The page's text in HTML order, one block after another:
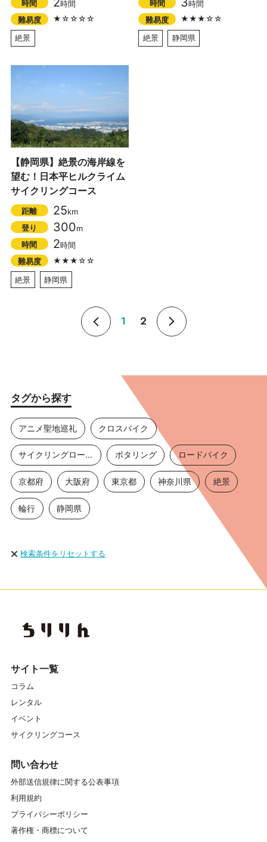
時間
時間
難易度
★☆☆☆☆
絶景
時間
時間
難易度
★★★☆☆
絶景
静岡県
【静岡県】絶景の海岸線を
望む！日本平ヒルクライム
サイクリングコース
距離 25km
登り
300m
時間
2時間
難易度
★★★☆☆
絶景
静岡県
1 2
タグから探す
アニメ聖地巡礼 クロスバイク
サイクリングロード ポタリング ロードバイク
京都府 大阪府 東京都 神奈川県 絶景
輪行 静岡県
検索条件をリセットする
サイト一覧
コラム
レンタル
イベント
サイクリングコース
問い合わせ
外部送信規律に関する公表事項
利用規約
プライバシーポリシー
著作権・商標について